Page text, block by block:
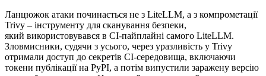
Ланцюжок атаки починається не з LiteLLM, а з компрометації
Trivy – інструменту для сканування безпеки,
який використовувався в CI-пайплайні самого LiteLLM.
Зловмисники, судячи з усього, через уразливість у Trivy
отримали доступ до секретів CI-середовища, включаючи
токени публікації на PyPI, а потім випустили заражену версію